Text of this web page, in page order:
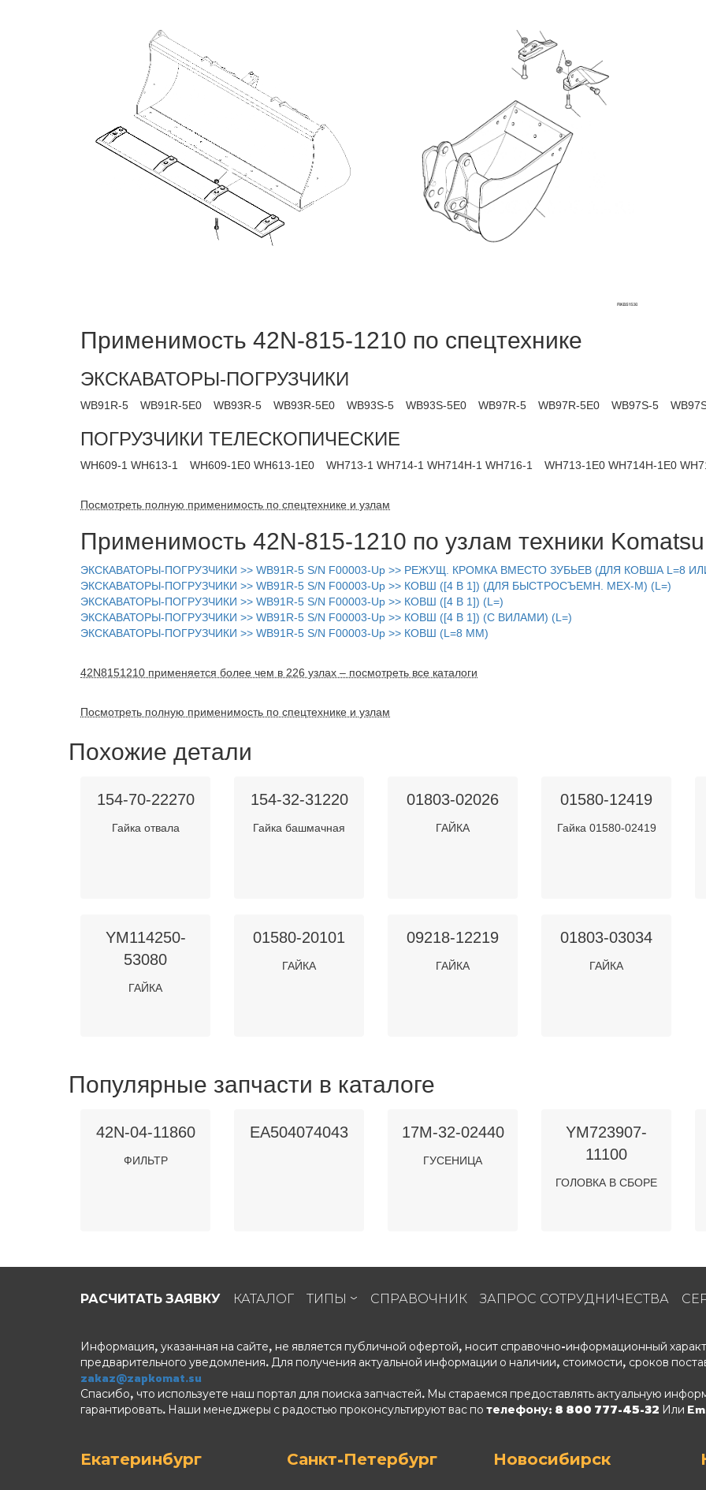
Применимость 42N-815-1210 по спецтехнике
ЭКСКАВАТОРЫ-ПОГРУЗЧИКИ
WB91R-5 WB91R-5E0 WB93R-5 WB93R-5E0 WB93S-5 WB93S-5E0 WB97R-5 WB97R-5E0 WB97S-5
ПОГРУЗЧИКИ ТЕЛЕСКОПИЧЕСКИЕ
WH609-1 WH613-1 WH609-1E0 WH613-1E0 WH713-1 WH714-1 WH714H-1 WH716-1 WH713-1E0 WH714H-1E0
Посмотреть полную применимость по спецтехнике и узлам
Применимость 42N-815-1210 по узлам техники Komatsu
ЭКСКАВАТОРЫ-ПОГРУЗЧИКИ >> WB91R-5 S/N F00003-Up >> РЕЖУЩ. КРОМКА ВМЕСТО ЗУБЬЕВ (ДЛЯ КОВША L=8
ЭКСКАВАТОРЫ-ПОГРУЗЧИКИ >> WB91R-5 S/N F00003-Up >> КОВШ ([4 В 1]) (ДЛЯ БЫСТРОСЪЕМН. МЕХ-М) (L=)
ЭКСКАВАТОРЫ-ПОГРУЗЧИКИ >> WB91R-5 S/N F00003-Up >> КОВШ ([4 В 1]) (L=)
ЭКСКАВАТОРЫ-ПОГРУЗЧИКИ >> WB91R-5 S/N F00003-Up >> КОВШ ([4 В 1]) (С ВИЛАМИ) (L=)
ЭКСКАВАТОРЫ-ПОГРУЗЧИКИ >> WB91R-5 S/N F00003-Up >> КОВШ (L=8 MM)
42N8151210 применяется более чем в 226 узлах – посмотреть все каталоги
Посмотреть полную применимость по спецтехнике и узлам
Похожие детали
154-70-22270
Гайка отвала
154-32-31220
Гайка башмачная
01803-02026
ГАЙКА
01580-12419
Гайка 01580-02419
YM114250-
53080
ГАЙКА
01580-20101
ГАЙКА
09218-12219
ГАЙКА
01803-03034
ГАЙКА
Популярные запчасти в каталоге
42N-04-11860
ФИЛЬТР
EA504074043 17M-32-02440
ГУСЕНИЦА
YM723907-
11100
ГОЛОВКА В СБОРЕ
РАСЧИТАТЬ ЗАЯВКУ КАТАЛОГ ТИПЫ СПРАВОЧНИК ЗАПРОС СОТРУДНИЧЕСТВА
Информация, указанная на сайте, не является публичной офертой, носит справочно-информационный
предварительного уведомления. Для получения актуальной информации о наличии, стоимости, сроков
zakaz@zapkomat.su
Спасибо, что используете наш портал для поиска запчастей. Мы стараемся предоставлять актуальную
гарантировать. Наши менеджеры с радостью проконсультируют вас по телефону: 8 800 777-45-32 Или
Екатеринбург Санкт-Петербург Новосибирск